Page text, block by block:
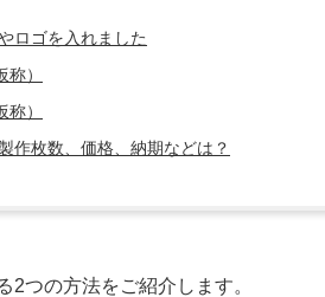
ロゴを入れました
）
）
作枚数、価格、納期などは？
2つの方法をご紹介します。